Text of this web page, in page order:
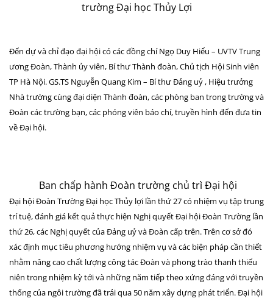
trường Đại học Thủy Lợi
Đến dự và chỉ đạo đại hội có các đồng chí Ngọ Duy Hiểu – UVTV Trung
ương Đoàn, Thành ủy viên, Bí thư Thành đoàn, Chủ tịch Hội Sinh viên
TP Hà Nội. GS.TS Nguyễn Quang Kim – Bí thư Đảng uỷ , Hiệu trưởng
Nhà trường cùng đại diện Thành đoàn, các phòng ban trong trường và
Đoàn các trường bạn, các phóng viên báo chí, truyền hình đến đưa tin
về Đại hội.
Ban chấp hành Đoàn trường chủ trì Đại hội
Đại hội Đoàn Trường Đại học Thủy lợi lần thứ 27 có nhiệm vụ tập trung
trí tuệ, đánh giá kết quả thực hiện Nghị quyết Đại hội Đoàn Trường lần
thứ 26, các Nghị quyết của Đảng uỷ và Đoàn cấp trên. Trên cơ sở đó
xác định mục tiêu phương hướng nhiệm vụ và các biện pháp cần thiết
nhằm nâng cao chất lượng công tác Đoàn và phong trào thanh thiếu
niên trong nhiệm kỳ tới và những năm tiếp theo xứng đáng với truyền
thống của ngôi trường đã trải qua 50 năm xây dựng phát triển. Đại hội